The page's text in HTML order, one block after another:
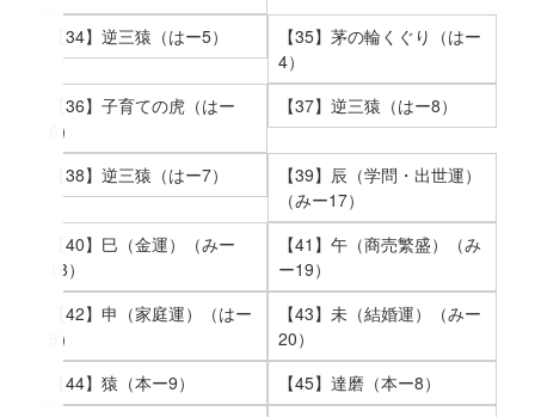
【34】逆三猿（はー5）
【35】茅の輪くぐり（はー
4）
【36】子育ての虎（はー
6）
【37】逆三猿（はー8）
【38】逆三猿（はー7）
【39】辰（学問・出世運）
（みー17）
【40】巳（金運）（みー
18）
【41】午（商売繁盛）（み
ー19）
【42】申（家庭運）（はー
9）
【43】未（結婚運）（みー
20）
【44】猿（本ー9）
【45】達磨（本ー8）